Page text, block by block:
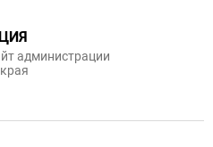
администрации